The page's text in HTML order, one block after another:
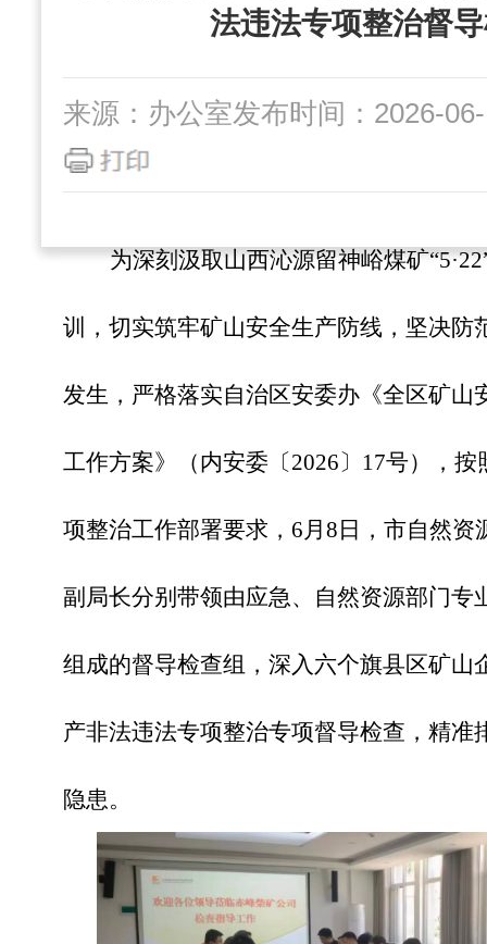
法违法专项整治督
来源：办公室发布时间：2026-
为深刻汲取山西沁源留神峪煤矿
训，切实筑牢矿山安全生产防线，坚决防
发生，严格落实自治区安委办《全区矿山
工作方案》（内安委〔2026〕17号） ， 按
项整治工作部署要求， 6月8日，市自然资
副局长分别 带领由应急、自然资源部门专
组成的督导检查组， 深入六个旗县区矿山
产非法违法专项整治专项督导检查，精准
隐患。